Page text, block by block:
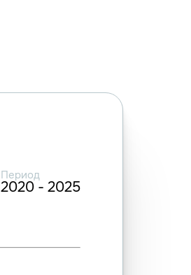
Период
2020 - 2025